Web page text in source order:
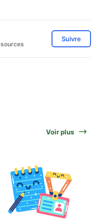
Suivre
Voir plus